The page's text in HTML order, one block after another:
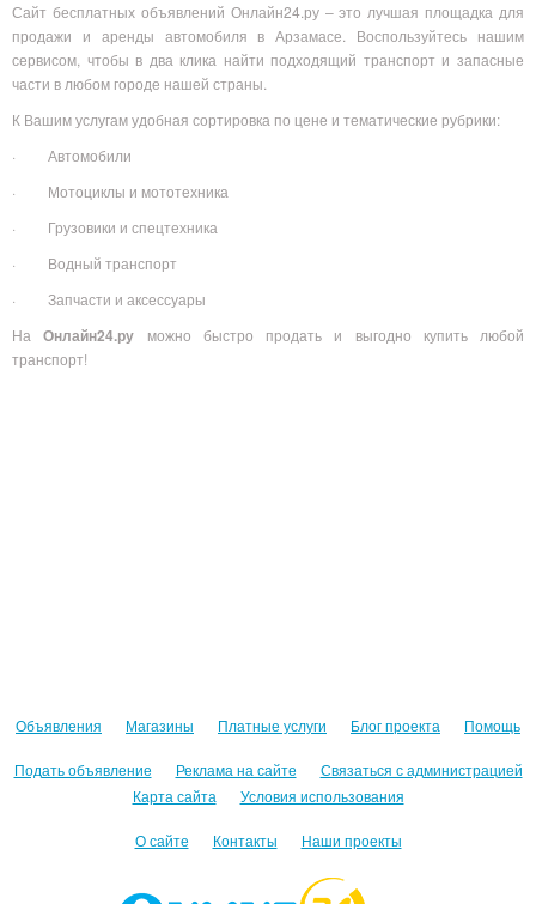
Сайт бесплатных объявлений Онлайн24.ру – это лучшая площадка для
продажи и аренды автомобиля в Арзамасе. Воспользуйтесь нашим
сервисом, чтобы в два клика найти подходящий транспорт и запасные
части в любом городе нашей страны.
К Вашим услугам удобная сортировка по цене и тематические рубрики:
· Автомобили
· Мотоциклы и мототехника
· Грузовики и спецтехника
· Водный транспорт
· Запчасти и аксессуары
НаОнлайн24.ру можно быстро продать и выгодно купить любой
транспорт!
Объявления Магазины Платные услуги Блог проекта Помощь
Подать объявление Реклама на сайте
Связаться с администрацией
Карта сайта
Условия использования
О сайте Контакты Наши проекты